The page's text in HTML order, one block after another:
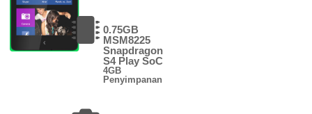
0.75GB
MSM8225
Snapdragon
S4 Play SoC
4GB
Penyimpanan